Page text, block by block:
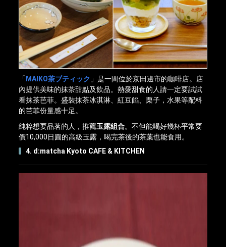
「 MAIKO茶ブティック 」是一間位於京田邊市的咖啡店。店
內提供美味的抹茶甜點及飲品。熱愛甜食的人請一定要試試
看抹茶芭菲。盛裝抹茶冰淇淋、紅豆餡、栗子，水果等配料
的芭菲份量感十足。
純粹想要品茗的人，推薦玉露組合。不但能喝好幾杯平常要
價10,000日圓的高級玉露，喝完茶後的茶葉也能食用。
4. d:matcha Kyoto CAFE & KITCHEN